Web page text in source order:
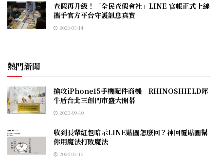
查假再升級！「全民查假會社」LINE 官帳正式上線
攜手官方平台守護訊息真實
2026-03-14
熱門新聞
搶攻iPhone15手機配件商機 RHINOSHIELD犀
牛盾台北三創門市盛大開幕
2023-09-10
收到長輩紅包暗示LINE貼圖怎麼回？神回覆貼圖幫
你用魔法打敗魔法
2026-02-13